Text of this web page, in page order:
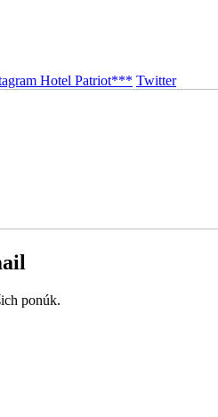
Hotel Patriot*** Twitter
ponúk.